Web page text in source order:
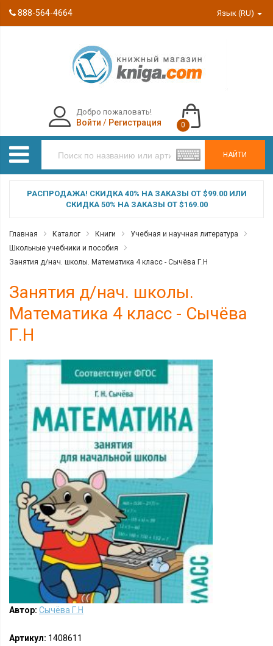
888-564-4664 Язык (RU)
НАЙТИ
Добро пожаловать!
Войти / Регистрация 0
РАСПРОДАЖА! СКИДКА 40% НА ЗАКАЗЫ ОТ $99.00 ИЛИ
СКИДКА 50% НА ЗАКАЗЫ ОТ $169.00
Главная Каталог Книги
Учебная и научная литература
Школьные учебники и пособия
Занятия д/нач. школы. Математика 4 класс - Сычёва Г.Н
Занятия д/нач. школы.
Математика 4 класс - Сычёва
Г.Н
Автор: Сычёва Г.Н
Артикул: 1408611